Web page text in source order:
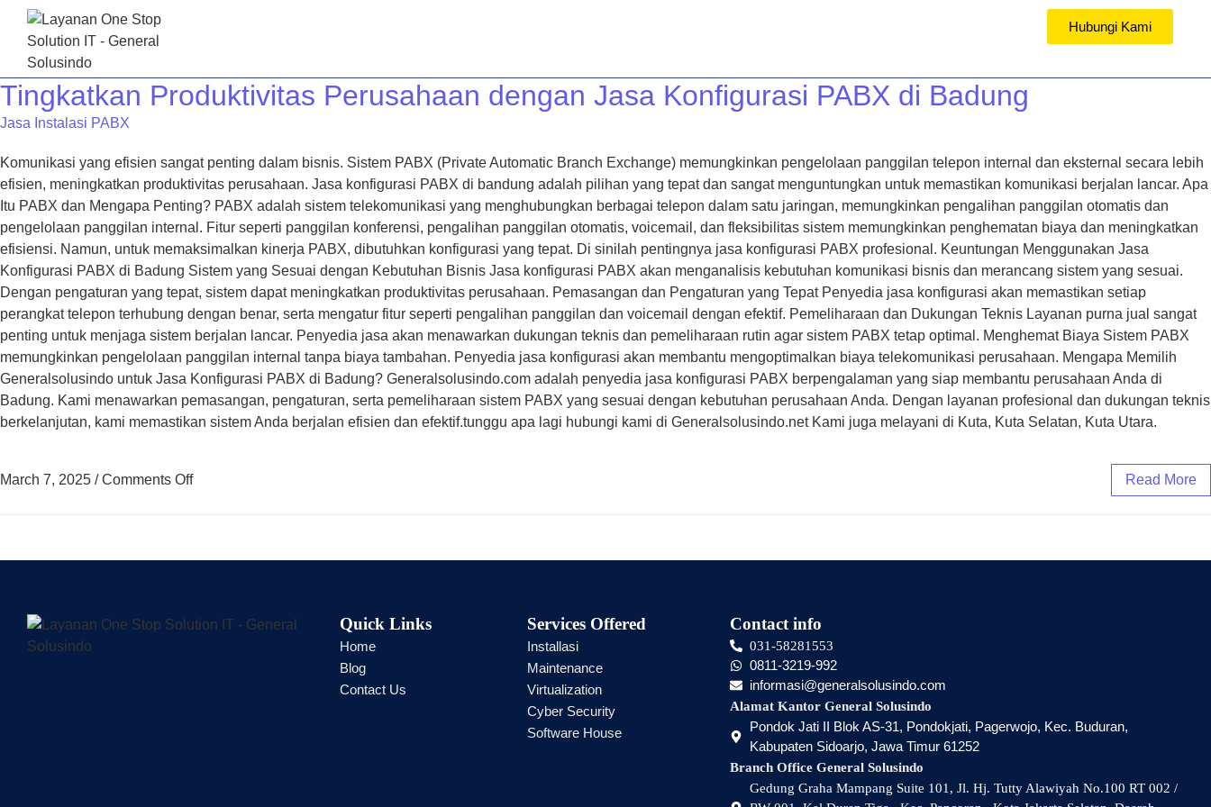
Hubungi Kami
Tingkatkan Produktivitas Perusahaan dengan Jasa Konfigurasi PABX di Badung
Jasa Instalasi PABX
Komunikasi yang efisien sangat penting dalam bisnis. Sistem PABX (Private Automatic Branch Exchange) memungkinkan pengelolaan panggilan telepon internal dan eksternal secara lebih
efisien, meningkatkan produktivitas perusahaan. Jasa konfigurasi PABX di bandung adalah pilihan yang tepat dan sangat menguntungkan untuk memastikan komunikasi berjalan lancar. Apa
Itu PABX dan Mengapa Penting? PABX adalah sistem telekomunikasi yang menghubungkan berbagai telepon dalam satu jaringan, memungkinkan pengalihan panggilan otomatis dan
pengelolaan panggilan internal. Fitur seperti panggilan konferensi, pengalihan panggilan otomatis, voicemail, dan fleksibilitas sistem memungkinkan penghematan biaya dan meningkatkan
efisiensi. Namun, untuk memaksimalkan kinerja PABX, dibutuhkan konfigurasi yang tepat. Di sinilah pentingnya jasa konfigurasi PABX profesional. Keuntungan Menggunakan Jasa
Konfigurasi PABX di Badung Sistem yang Sesuai dengan Kebutuhan Bisnis Jasa konfigurasi PABX akan menganalisis kebutuhan komunikasi bisnis dan merancang sistem yang sesuai.
Dengan pengaturan yang tepat, sistem dapat meningkatkan produktivitas perusahaan. Pemasangan dan Pengaturan yang Tepat Penyedia jasa konfigurasi akan memastikan setiap
perangkat telepon terhubung dengan benar, serta mengatur fitur seperti pengalihan panggilan dan voicemail dengan efektif. Pemeliharaan dan Dukungan Teknis Layanan purna jual sangat
penting untuk menjaga sistem berjalan lancar. Penyedia jasa akan menawarkan dukungan teknis dan pemeliharaan rutin agar sistem PABX tetap optimal. Menghemat Biaya Sistem PABX
memungkinkan pengelolaan panggilan internal tanpa biaya tambahan. Penyedia jasa konfigurasi akan membantu mengoptimalkan biaya telekomunikasi perusahaan. Mengapa Memilih
Generalsolusindo untuk Jasa Konfigurasi PABX di Badung? Generalsolusindo.com adalah penyedia jasa konfigurasi PABX berpengalaman yang siap membantu perusahaan Anda di
Badung. Kami menawarkan pemasangan, pengaturan, serta pemeliharaan sistem PABX yang sesuai dengan kebutuhan perusahaan Anda. Dengan layanan profesional dan dukungan teknis
berkelanjutan, kami memastikan sistem Anda berjalan efisien dan efektif.tunggu apa lagi hubungi kami di Generalsolusindo.net Kami juga melayani di Kuta, Kuta Selatan, Kuta Utara.
March 7, 2025 / Comments Off Read More
Quick Links
Home
Blog
Contact Us
Services Offered
Installasi
Maintenance
Virtualization
Cyber Security
Software House
Contact info
031-58281553
0811-3219-992
informasi@generalsolusindo.com
Alamat Kantor General Solusindo
Pondok Jati II Blok AS-31, Pondokjati, Pagerwojo, Kec. Buduran,
Kabupaten Sidoarjo, Jawa Timur 61252
Branch Office General Solusindo
Gedung Graha Mampang Suite 101, Jl. Hj. Tutty Alawiyah No.100 RT 002 /